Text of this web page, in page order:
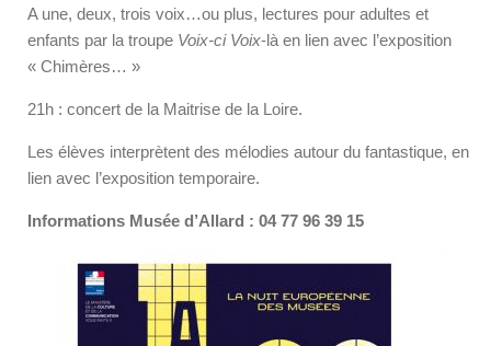
A une, deux, trois voix…ou plus, lectures pour adultes et
enfants par la troupe Voix-ci Voix-là en lien avec l’exposition
« Chimères… »
21h : concert de la Maitrise de la Loire.
Les élèves interprètent des mélodies autour du fantastique, en
lien avec l’exposition temporaire.
Informations Musée d’Allard : 04 77 96 39 15